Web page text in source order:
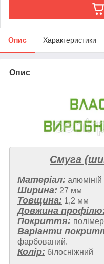
Опис Характеристики
Опис
Смуга
Матеріал: алюміній
Ширина: 27 мм
Товщина: 1,2 мм
Довжина
Покриття:
Варіанти
фарбований.
Колір: білосніжний